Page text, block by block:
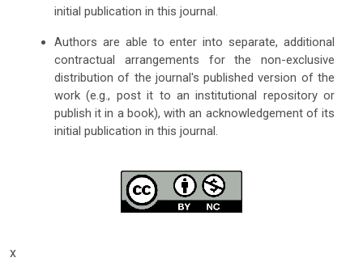
initial publication in this journal.
Authors are able to enter into separate, additional
contractual arrangements for the non-exclusive
distribution of the journal's published version of the
work (e.g., post it to an institutional repository or
publish it in a book), with an acknowledgement of its
initial publication in this journal.
x